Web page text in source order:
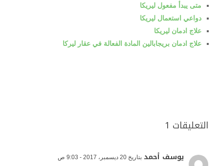
متى يبدأ مفعول ليريكا
دواعي استعمال ليريكا
علاج ادمان ليريكا
علاج ادمان بريجابالين المادة الفعالة في عقار ليركا
التعليقات 1
يوسف أحمد بتاريخ 20 ديسمبر، 2017 - 9:03 ص